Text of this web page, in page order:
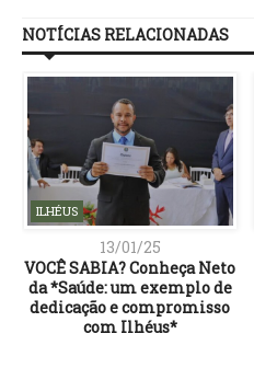
NOTÍCIAS RELACIONADAS
ILHÉUS
13/01/25
VOCÊ SABIA? Conheça Neto
da *Saúde: um exemplo de
dedicação e compromisso
com Ilhéus*